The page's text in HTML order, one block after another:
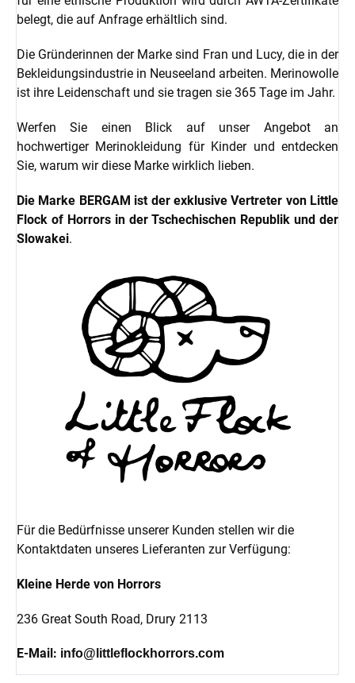
belegt, die auf Anfrage erhältlich sind.
Die Gründerinnen der Marke sind Fran und Lucy, die in der
Bekleidungsindustrie in Neuseeland arbeiten. Merinowolle
ist ihre Leidenschaft und sie tragen sie 365 Tage im Jahr.
Werfen Sie einen Blick auf unser Angebot an
hochwertiger Merinokleidung für Kinder und entdecken
Sie, warum wir diese Marke wirklich lieben.
Die Marke BERGAM ist der exklusive Vertreter von Little
Flock of Horrors in der Tschechischen Republik und der
Slowakei.
Für die Bedürfnisse unserer Kunden stellen wir die
Kontaktdaten unseres Lieferanten zur Verfügung:
Kleine Herde von Horrors
236 Great South Road, Drury 2113
E-Mail: info@littleflockhorrors.com